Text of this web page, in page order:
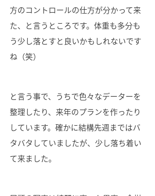
方のコントロールの仕方が分かって来
た、と言うところです。体重も多分も
う少し落とすと良いかもしれないです
ね（笑）
と言う事で、うちで色々なデーターを
整理したり、来年のプランを作ったり
しています。確かに結構先週まではバ
タバタしていましたが、少し落ち着い
て来ました。